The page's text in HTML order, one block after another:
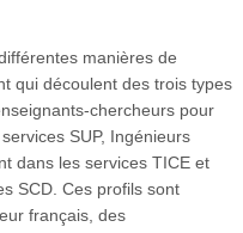
manières de
qui découlent des trois types
chercheurs pour
SUP, Ingénieurs
dans les services TICE et
SCD. Ces profils sont
français, des